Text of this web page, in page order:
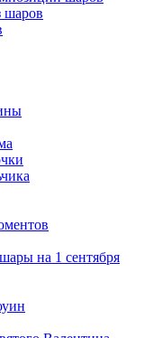
шаров
на 1 сентября